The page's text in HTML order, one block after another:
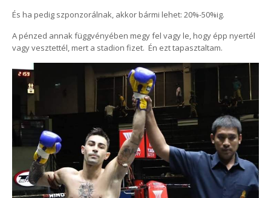
És ha pedig szponzorálnak, akkor bármi lehet: 20%-50%ig.
A pénzed annak függvényében megy fel vagy le, hogy épp nyertél
vagy vesztettél, mert a stadion fizet. Én ezt tapasztaltam.